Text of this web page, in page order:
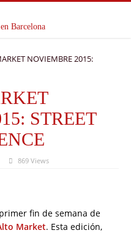
NOVIEMBRE 2015:
STREET
869 Views
fin de semana de
Market. Esta edición,